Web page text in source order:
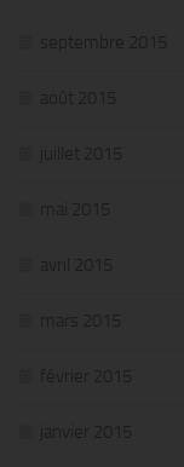
septembre 2015
août 2015
juillet 2015
mai 2015
avril 2015
mars 2015
février 2015
janvier 2015